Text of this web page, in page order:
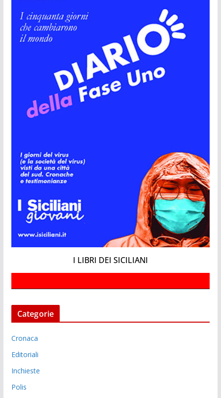
I LIBRI DEI SICILIANI
Categorie
Cronaca
Editoriali
Inchieste
Polis